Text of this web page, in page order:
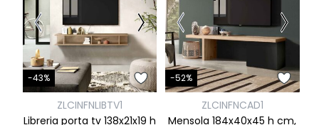
-43%
ZLCINFNLIBTV1
Libreria porta tv 138x21x19 h
-52%
ZLCINFNCAD1
Mensola 184x40x45 h cm,